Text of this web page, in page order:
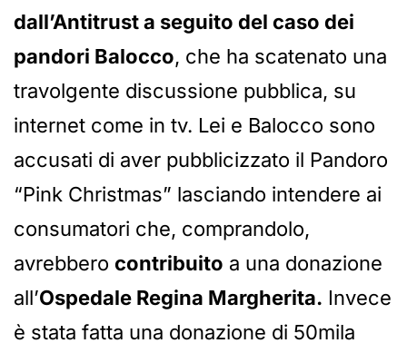
dall’Antitrust a seguito del caso dei
pandori Balocco, che ha scatenato una
travolgente discussione pubblica, su
internet come in tv. Lei e Balocco sono
accusati di aver pubblicizzato il Pandoro
“Pink Christmas” lasciando intendere ai
consumatori che, comprandolo,
avrebbero contribuito a una donazione
all’Ospedale Regina Margherita. Invece
è stata fatta una donazione di 50mila